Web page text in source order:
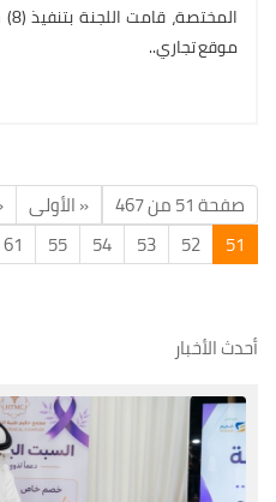
موقع تجاري..
صفحة 51 من 467 « الأولى
51
52
53
54
55
61
أحدث الأخبار